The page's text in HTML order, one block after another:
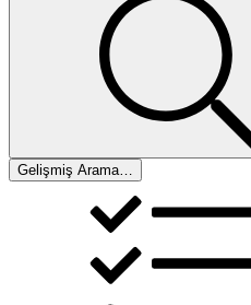
Gelişmiş Arama…